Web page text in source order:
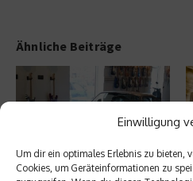
Einwilligung
Um dir ein optimales Erlebnis zu bieten,
Cookies, um Geräteinformationen zu
Ähnliche Beiträge